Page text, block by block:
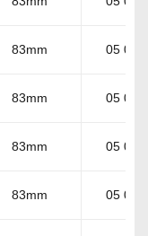
83mm 05
83mm 05
83mm 05
83mm 05